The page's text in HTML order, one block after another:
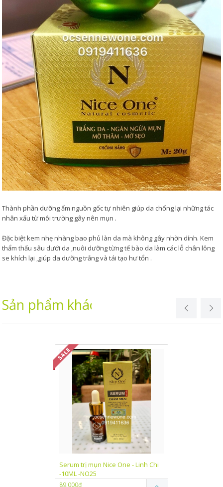
Thành phần dưỡng ẩm nguồn gốc tự nhiên giúp da chống lại những tác
nhân xấu từ môi trường gây nên mụn .
Đặc biệt kem nhẹ nhàng bao phủ làn da mà không gây nhờn dính. Kem
thẩm thấu sâu dưới da ,nuôi dưỡng từng tế bào da làm các lỗ chân lông
se khích lại ,giúp da dưỡng trắng và tái tạo hư tổn .
Sản phẩm khác
Serum trị mụn Nice One - Linh Chi
-10ML -NO25
89.000₫